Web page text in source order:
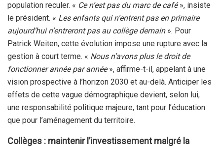
population reculer. « Ce n’est pas du marc de café», insiste
le président. « Les enfants qui n’entrent pas en primaire
aujourd’hui n’entreront pas au collège demain ». Pour
Patrick Weiten, cette évolution impose une rupture avec la
gestion à court terme. « Nous n’avons plus le droit de
fonctionner année par année», affirme-t-il, appelant à une
vision prospective à l’horizon 2030 et au-delà. Anticiper les
effets de cette vague démographique devient, selon lui,
une responsabilité politique majeure, tant pour l’éducation
que pour l’aménagement du territoire.
Collèges : maintenir l’investissement malgré la